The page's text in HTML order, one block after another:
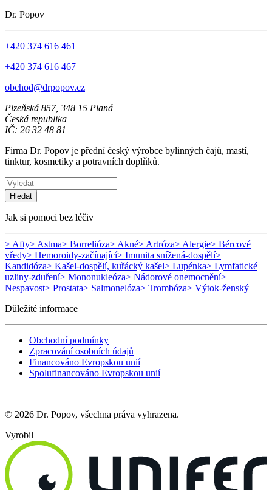
Dr. Popov
+420 374 616 461
+420 374 616 467
obchod@drpopov.cz
Plzeňská 857, 348 15 Planá
Česká republika
IČ: 26 32 48 81
Firma Dr. Popov je přední český výrobce bylinných čajů, mastí,
tinktur, kosmetiky a potravních doplňků.
Hledat
Jak si pomoci bez léčiv
> Afty> Astma> Borrelióza> Akné> Artróza> Alergie> Bércové
vředy> Hemoroidy-začínající> Imunita snížená-dospělí>
Kandidóza> Kašel-dospělí, kuřácký kašel> Lupénka> Lymfatické
uzliny-zduření> Mononukleóza> Nádorové onemocnění>
Nespavost> Prostata> Salmonelóza> Trombóza> Výtok-ženský
Důležité informace
Obchodní podmínky
Zpracování osobních údajů
Financováno Evropskou unií
Spolufinancováno Evropskou unií
© 2026 Dr. Popov, všechna práva vyhrazena.
Vyrobil